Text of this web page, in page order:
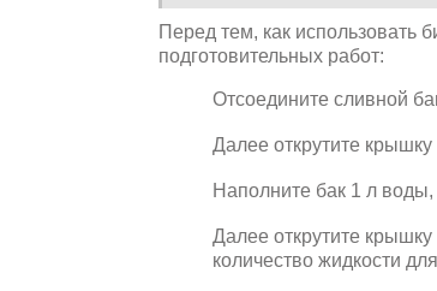
Перед тем, как использовать
подготовительных работ:
Отсоедините сливной
Далее открутите крышку
Наполните бак 1 л
Далее открутите
количество жидкости